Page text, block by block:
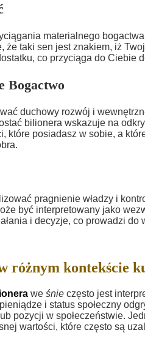
materialnego
że taki sen jest znakiem, iż
co przyciąga do Ciebie
Bogactwo
duchowy rozwój i
bilionera wskazuje na
które posiadasz w sobie, a
pragnienie władzy i
być interpretowany jako
i decyzje, co prowadzi do
różnym kontekście
we śnie często jest
i status społeczny
pozycji w społeczeństwie.
wartości, które często są